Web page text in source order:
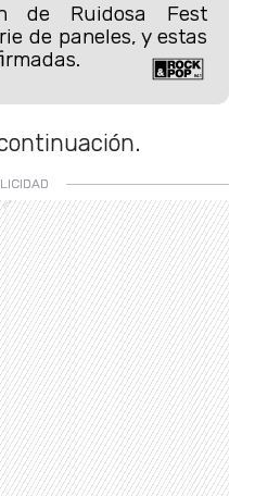
de Ruidosa Fest
de paneles, y estas